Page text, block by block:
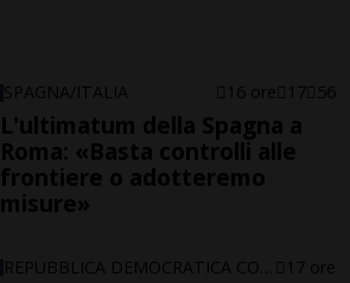
SPAGNA/ITALIA 16 ore 17 56
L'ultimatum della Spagna a
Roma: «Basta controlli alle
frontiere o adotteremo
misure»
17 ore